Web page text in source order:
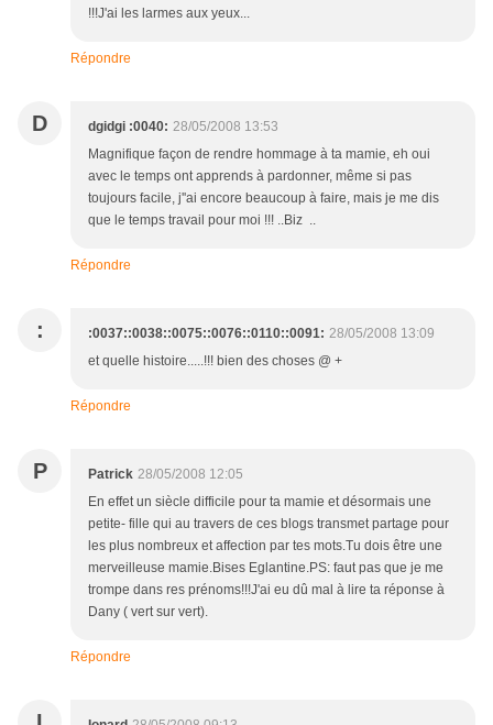
!!!J'ai les larmes aux yeux...
Répondre
D dgidgi :0040: 28/05/2008 13:53
Magnifique façon de rendre hommage à ta mamie, eh oui
avec le temps ont apprends à pardonner, même si pas
toujours facile, j''ai encore beaucoup à faire, mais je me dis
que le temps travail pour moi !!! ..Biz ..
Répondre
: :0037::0038::0075::0076::0110::0091: 28/05/2008 13:09
et quelle histoire.....!!! bien des choses @ +
Répondre
P Patrick 28/05/2008 12:05
En effet un siècle difficile pour ta mamie et désormais une
petite- fille qui au travers de ces blogs transmet partage pour
les plus nombreux et affection par tes mots.Tu dois être une
merveilleuse mamie.Bises Eglantine.PS: faut pas que je me
trompe dans res prénoms!!!J'ai eu dû mal à lire ta réponse à
Dany ( vert sur vert).
Répondre